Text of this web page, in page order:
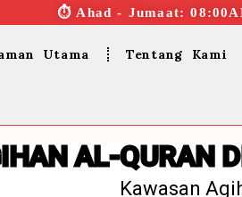
⏱︎ Ahad - Jumaat:
Utama Tentang Kami
AL-QURAN
Kawasan